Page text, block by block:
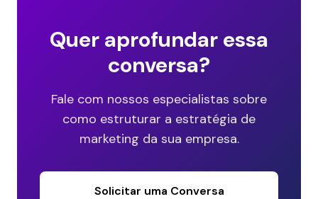
Quer aprofundar essa
conversa?
Fale com nossos especialistas sobre
como estruturar a estratégia de
marketing da sua empresa.
Solicitar uma Conversa